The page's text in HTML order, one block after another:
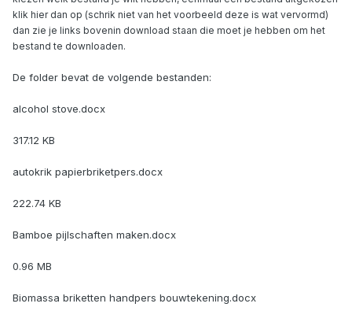
klik hier dan op (schrik niet van het voorbeeld deze is wat vervormd)
dan zie je links bovenin download staan die moet je hebben om het
bestand te downloaden.
De folder bevat de volgende bestanden:
alcohol stove.docx
317.12 KB
autokrik papierbriketpers.docx
222.74 KB
Bamboe pijlschaften maken.docx
0.96 MB
Biomassa briketten handpers bouwtekening.docx